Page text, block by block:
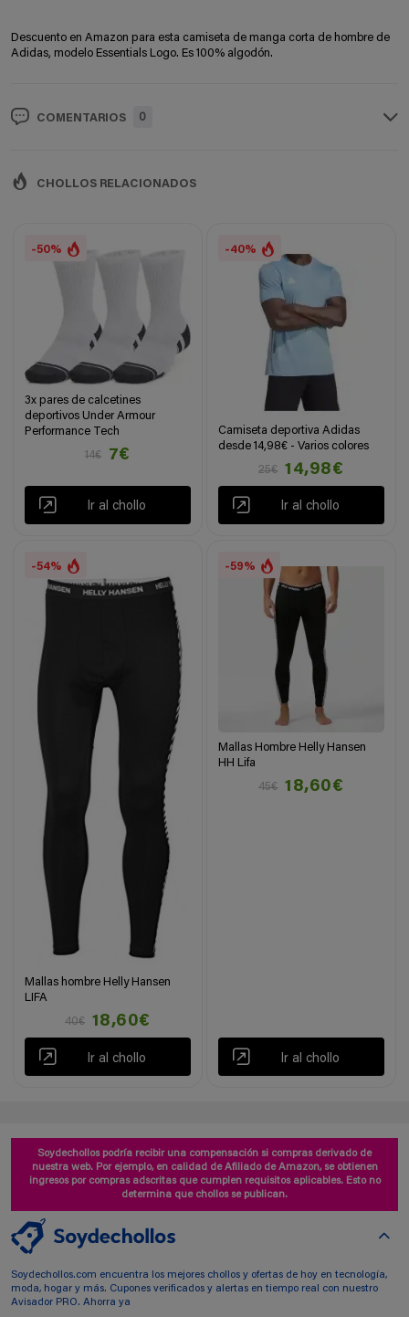
Descuento en Amazon para esta camiseta de manga corta de hombre de
Adidas, modelo Essentials Logo. Es 100% algodón.
COMENTARIOS 0
CHOLLOS RELACIONADOS
-50%
3x pares de calcetines
deportivos Under Armour
Performance Tech
14€
7€
Ir al chollo
-40%
Camiseta deportiva Adidas
desde 14,98€ - Varios colores
25€
14,98€
Ir al chollo
-54%
Mallas hombre Helly Hansen
LIFA
40€
18,60€
Ir al chollo
-59%
Mallas Hombre Helly Hansen
HH Lifa
45€
18,60€
Ir al chollo
Soydechollos podría recibir una compensación si compras derivado de
nuestra web. Por ejemplo, en calidad de Afiliado de Amazon, se obtienen
ingresos por compras adscritas que cumplen requisitos aplicables. Esto no
determina que chollos se publican.
Soydechollos.com encuentra los mejores chollos y ofertas de hoy en tecnología,
moda, hogar y más. Cupones verificados y alertas en tiempo real con nuestro
Avisador PRO. Ahorra ya